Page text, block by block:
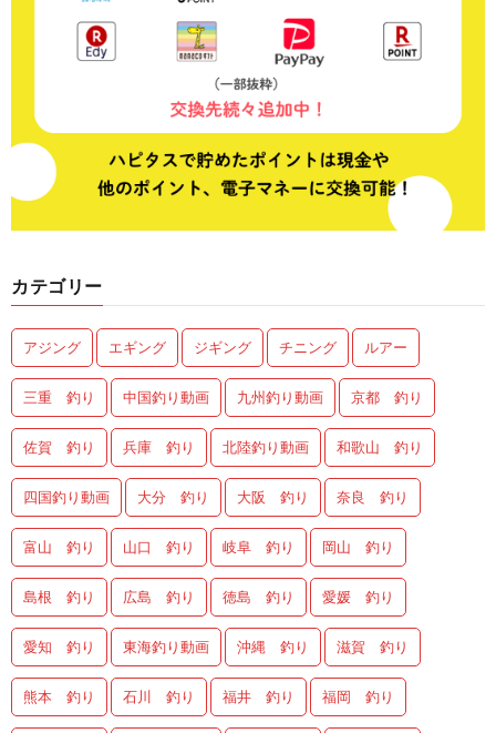
カテゴリー
アジング エギング ジギング チニング ルアー
三重 釣り 中国釣り動画 九州釣り動画 京都 釣り
佐賀 釣り 兵庫 釣り 北陸釣り動画 和歌山 釣り
四国釣り動画 大分 釣り 大阪 釣り 奈良 釣り
富山 釣り 山口 釣り 岐阜 釣り 岡山 釣り
島根 釣り 広島 釣り 徳島 釣り 愛媛 釣り
愛知 釣り 東海釣り動画 沖縄 釣り 滋賀 釣り
熊本 釣り 石川 釣り 福井 釣り 福岡 釣り